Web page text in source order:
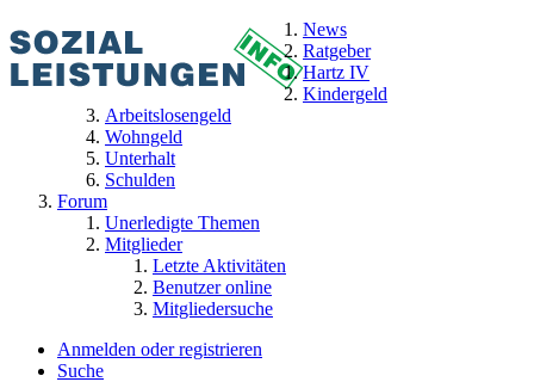
News
Ratgeber
Hartz IV
Kindergeld
Arbeitslosengeld
Wohngeld
Unterhalt
Schulden
Forum
Unerledigte Themen
Mitglieder
Letzte Aktivitäten
Benutzer online
Mitgliedersuche
Anmelden oder registrieren
Suche